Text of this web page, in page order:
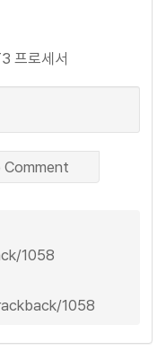
프로세서
Comment
1058
1058